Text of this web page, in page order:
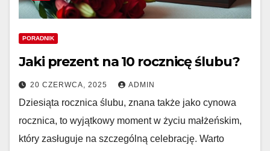
PORADNIK
Jaki prezent na 10 rocznicę ślubu?
20 CZERWCA, 2025 ADMIN
Dziesiąta rocznica ślubu, znana także jako cynowa
rocznica, to wyjątkowy moment w życiu małżeńskim,
który zasługuje na szczególną celebrację. Warto